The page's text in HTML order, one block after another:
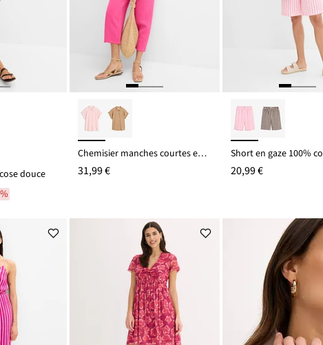
douce
Chemisier manches courtes en lin et viscose
31,99 €
Short en gaze 100%
20,99 €